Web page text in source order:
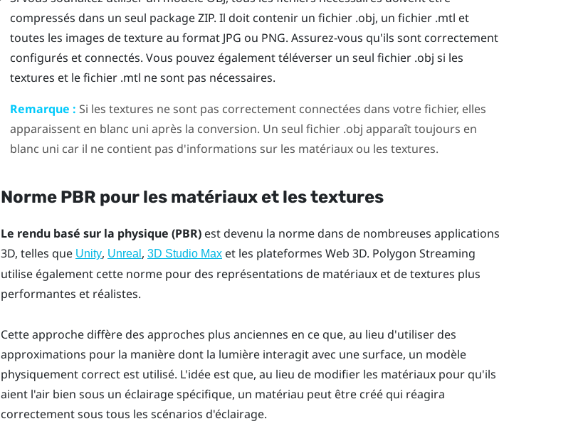
compressés dans un seul package ZIP. Il doit contenir un fichier .obj, un fichier .mtl et
toutes les images de texture au format JPG ou PNG. Assurez-vous qu'ils sont correctement
configurés et connectés. Vous pouvez également téléverser un seul fichier .obj si les
textures et le fichier .mtl ne sont pas nécessaires.
Remarque : Si les textures ne sont pas correctement connectées dans votre fichier, elles
apparaissent en blanc uni après la conversion. Un seul fichier .obj apparaît toujours en
blanc uni car il ne contient pas d'informations sur les matériaux ou les textures.
Norme PBR pour les matériaux et les textures
Le rendu basé sur la physique (PBR)est devenu la norme dans de nombreuses applications
3D, telles que Unity, Unreal , 3D Studio Maxet les plateformes Web 3D. Polygon Streaming
utilise également cette norme pour des représentations de matériaux et de textures plus
performantes et réalistes.
Cette approche diffère des approches plus anciennes en ce que, au lieu d'utiliser des
approximations pour la manière dont la lumière interagit avec une surface, un modèle
physiquement correct est utilisé. L'idée est que, au lieu de modifier les matériaux pour qu'ils
aient l'air bien sous un éclairage spécifique, un matériau peut être créé qui réagira
correctement sous tous les scénarios d'éclairage.